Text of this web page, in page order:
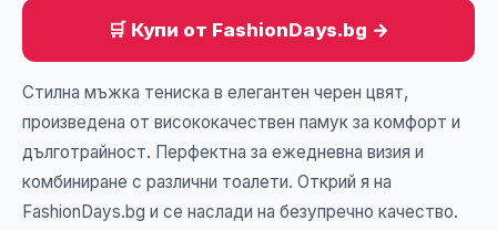
🛒 Купи от FashionDays.bg →
Стилна мъжка тениска в елегантен черен цвят,
произведена от висококачествен памук за комфорт и
дълготрайност. Перфектна за ежедневна визия и
комбиниране с различни тоалети. Открий я на
FashionDays.bg и се наслади на безупречно качество.